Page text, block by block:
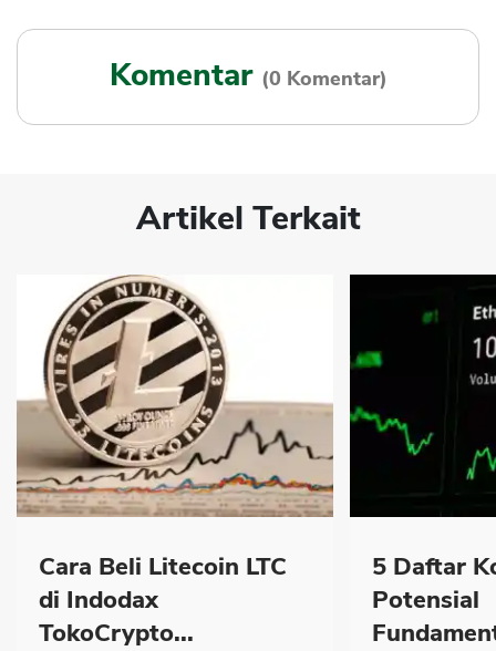
Komentar (0 Komentar)
Artikel Terkait
Cara Beli Litecoin LTC
di Indodax
TokoCrypto...
5 Daftar
Potensial